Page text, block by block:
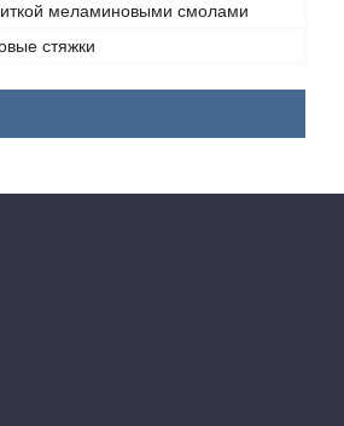
меламиновыми смолами
стяжки